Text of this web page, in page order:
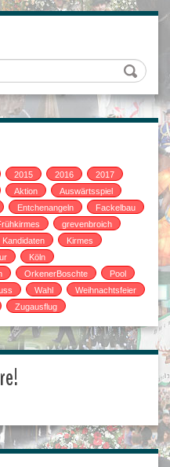
2015 2016
2017
Aktion
Auswärtsspiel
Entchenangeln
Fackelbau
grevenbroich
Kandidaten
Kirmes
Köln
OrkenerBoschte
Pool
Wahl
Weihnachtsfeier
Zugausflug